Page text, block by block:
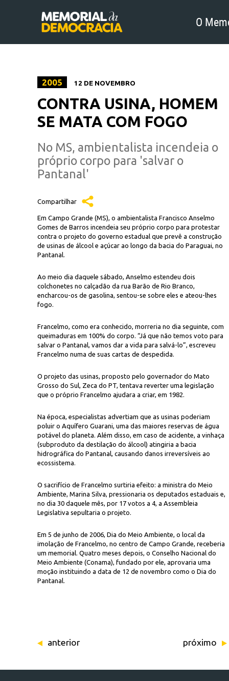
O
2005 12 DE NOVEMBRO
CONTRA USINA, HOMEM
SE MATA COM FOGO
No MS, ambientalista incendeia o
próprio corpo para 'salvar o
Pantanal'
Compartilhar
Em Campo Grande (MS), o ambientalista Francisco Anselmo
Gomes de Barros incendeia seu próprio corpo para protestar
contra o projeto do governo estadual que prevê a construção
de usinas de álcool e açúcar ao longo da bacia do Paraguai, no
Pantanal.
Ao meio dia daquele sábado, Anselmo estendeu dois
colchonetes no calçadão da rua Barão de Rio Branco,
encharcou-os de gasolina, sentou-se sobre eles e ateou-lhes
fogo.
Francelmo, como era conhecido, morreria no dia seguinte, com
queimaduras em 100% do corpo. “Já que não temos voto para
salvar o Pantanal, vamos dar a vida para salvá-lo”, escreveu
Francelmo numa de suas cartas de despedida.
O projeto das usinas, proposto pelo governador do Mato
Grosso do Sul, Zeca do PT, tentava reverter uma legislação
que o próprio Francelmo ajudara a criar, em 1982.
Na época, especialistas advertiam que as usinas poderiam
poluir o Aquífero Guarani, uma das maiores reservas de água
potável do planeta. Além disso, em caso de acidente, a vinhaça
(subproduto da destilação do álcool) atingiria a bacia
hidrográfica do Pantanal, causando danos irreversíveis ao
ecossistema.
O sacrifício de Francelmo surtiria efeito: a ministra do Meio
Ambiente, Marina Silva, pressionaria os deputados estaduais e,
no dia 30 daquele mês, por 17 votos a 4, a Assembleia
Legislativa sepultaria o projeto.
Em 5 de junho de 2006, Dia do Meio Ambiente, o local da
imolação de Francelmo, no centro de Campo Grande, receberia
um memorial. Quatro meses depois, o Conselho Nacional do
Meio Ambiente (Conama), fundado por ele, aprovaria uma
moção instituindo a data de 12 de novembro como o Dia do
Pantanal.
anterior próximo